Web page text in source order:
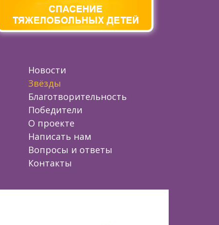
Новости
Звёзды
Благотворительность
Победители
О проекте
Написать нам
Вопросы и ответы
Контакты